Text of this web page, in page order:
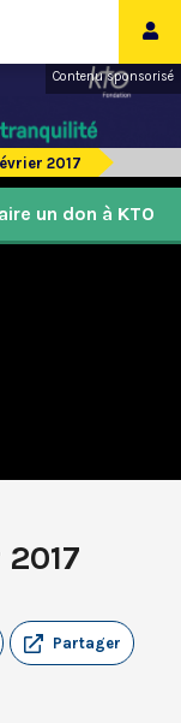
Contenu sponsorisé
2017
Partager
un don à KTO